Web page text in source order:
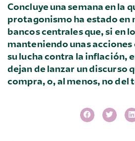
Concluye una semana en la
protagonismo ha estado en
bancos centrales que, si en
manteniendo unas
su lucha contra la inflación,
dejan de lanzar un discurso
compra, o, al menos, no del